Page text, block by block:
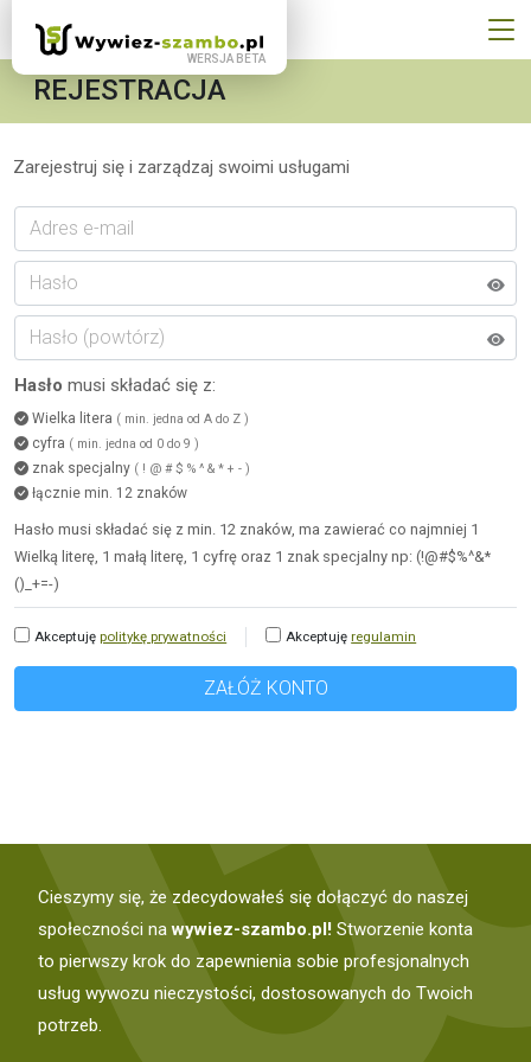
Cieszymy się, że zdecydowałeś się dołączyć do naszej
społeczności nawywiez-szambo.pl! Stworzenie konta
to pierwszy krok do zapewnienia sobie profesjonalnych
usług wywozu nieczystości, dostosowanych do Twoich
potrzeb.
REJESTRACJA
Zarejestruj się i zarządzaj swoimi usługami
Hasło musi składać się z:
Wielka litera ( min. jedna od A do Z )
cyfra ( min. jedna od 0 do 9 )
znak specjalny ( ! @ # $ % ^ & * + - )
łącznie min. 12 znaków
Hasło musi składać się z min. 12 znaków, ma zawierać co najmniej 1
Wielką literę, 1 małą literę, 1 cyfrę oraz 1 znak specjalny np: (!@#$%^&*
()_+=-)
Akceptuję politykę prywatności Akceptuję regulamin